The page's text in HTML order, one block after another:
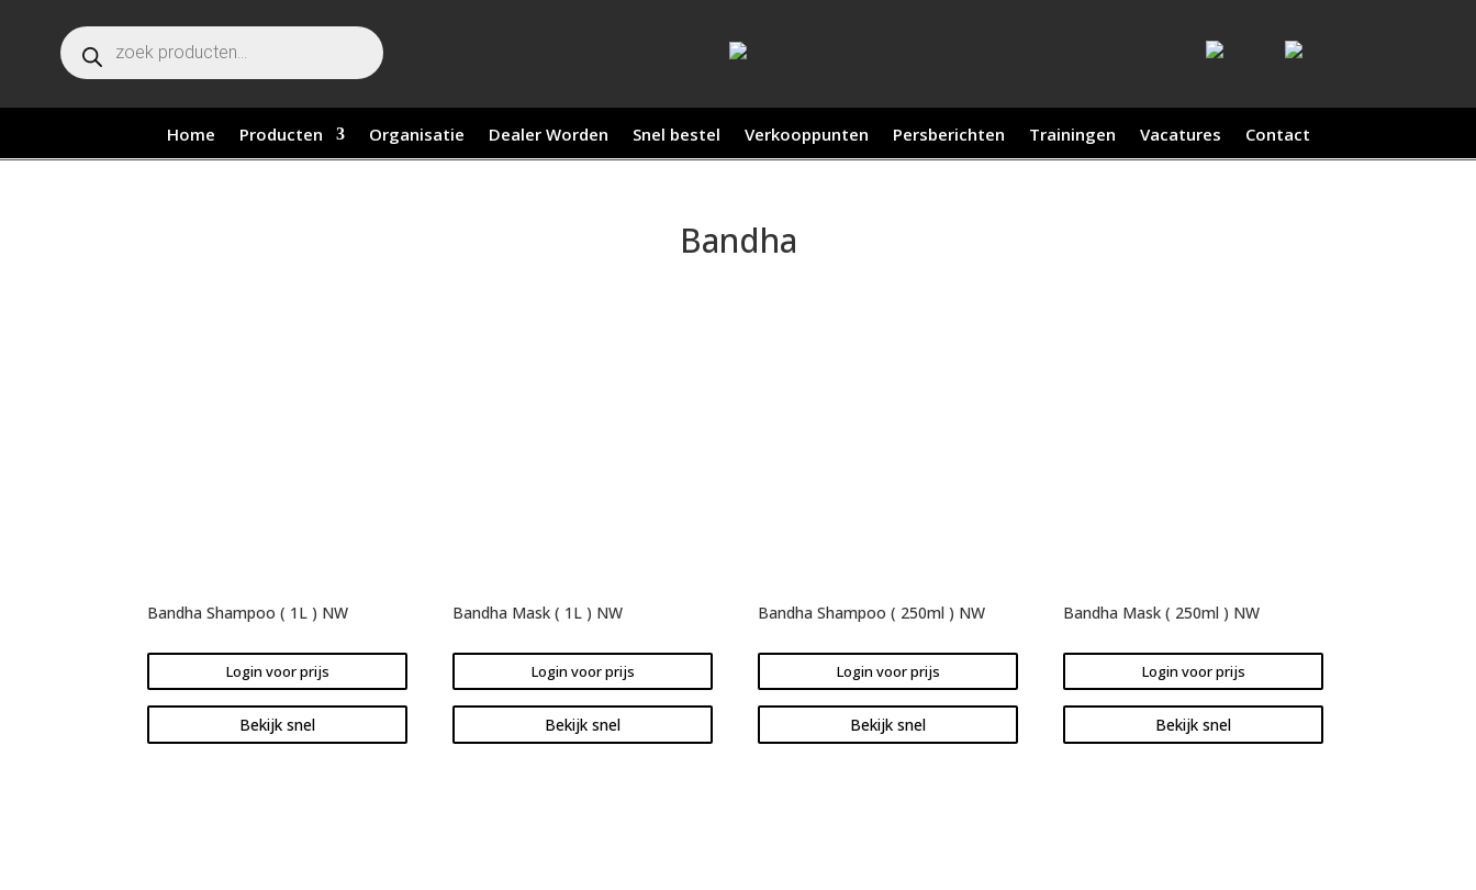
Producten zoeken
Home Producten Organisatie Dealer Worden Snel bestel Verkooppunten Persberichten Trainingen Vacatures Contact
Bandha
Bandha Shampoo ( 1L ) NW
Login voor prijs
Bekijk snel
Bandha Mask ( 1L ) NW
Login voor prijs
Bekijk snel
Bandha Shampoo ( 250ml ) NW
Login voor prijs
Bekijk snel
Bandha Mask ( 250ml ) NW
Login voor prijs
Bekijk snel